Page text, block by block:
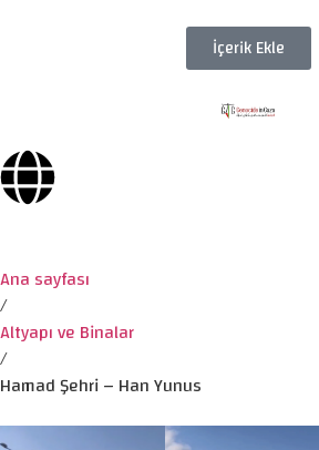
İçerik Ekle
Ana sayfası
/
Altyapı ve Binalar
/
Hamad Şehri – Han Yunus